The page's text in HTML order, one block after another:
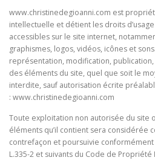
www.christinedegioanni.com est
intellectuelle et détient les droits
accessibles sur le site internet,
graphismes, logos, vidéos, icônes et
représentation, modification,
des éléments du site, quel que soit le
interdite, sauf autorisation écrite
: www.christinedegioanni.com
Toute exploitation non autorisée du site
éléments qu’il contient sera considérée
contrefaçon et poursuivie
L.335-2 et suivants du Code de